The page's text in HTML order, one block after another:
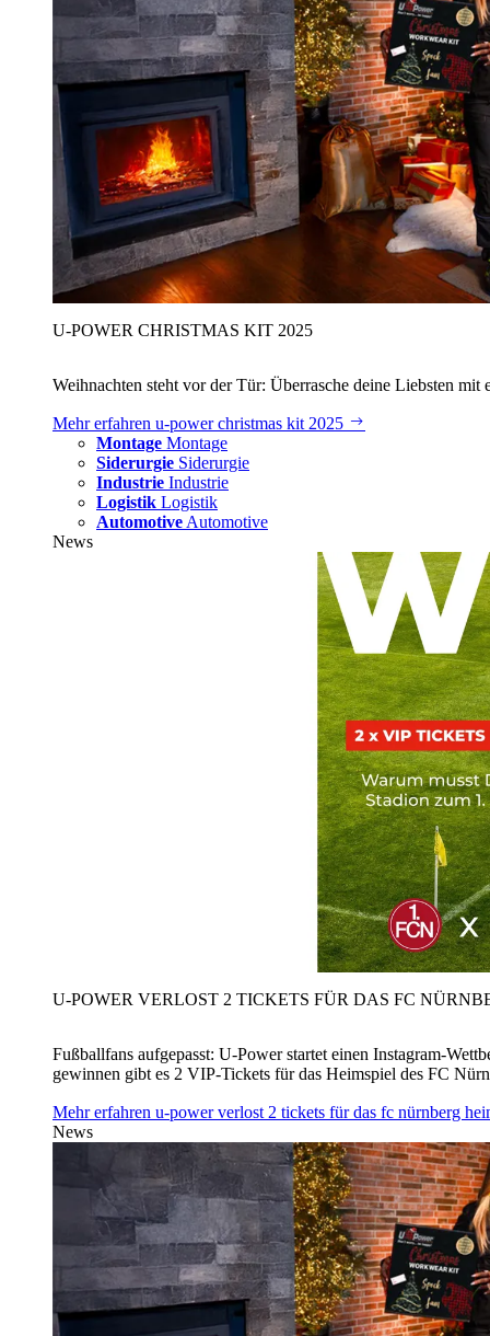
U‑POWER CHRISTMAS KIT 2025
Weihnachten steht vor der Tür: Überrasche deine Liebsten
Mehr erfahren u‑power christmas kit 2025
Montage Montage
Siderurgie Siderurgie
Industrie Industrie
Logistik Logistik
Automotive Automotive
News
U‑POWER VERLOST 2 TICKETS FÜR DAS FC
Fußballfans aufgepasst: U‑Power startet einen Instagram-
gewinnen gibt es 2 VIP-Tickets für das Heimspiel des FC
Mehr erfahren u‑power verlost 2 tickets für das fc nürnberg
News